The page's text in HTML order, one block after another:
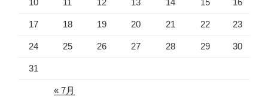
10 11 12 13 14 15 16
17 18 19 20 21 22 23
24 25 26 27 28 29 30
31
« 7月